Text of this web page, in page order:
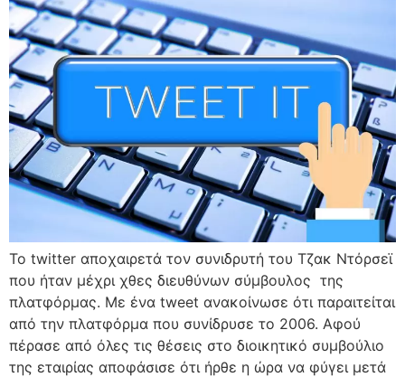
To twitter αποχαιρετά τον συνιδρυτή του Τζακ Ντόρσεϊ
που ήταν μέχρι χθες διευθύνων σύμβουλος της
πλατφόρμας. Με ένα tweet ανακοίνωσε ότι παραιτείται
από την πλατφόρμα που συνίδρυσε το 2006. Αφού
πέρασε από όλες τις θέσεις στο διοικητικό συμβούλιο
της εταιρίας αποφάσισε ότι ήρθε η ώρα να φύγει μετά